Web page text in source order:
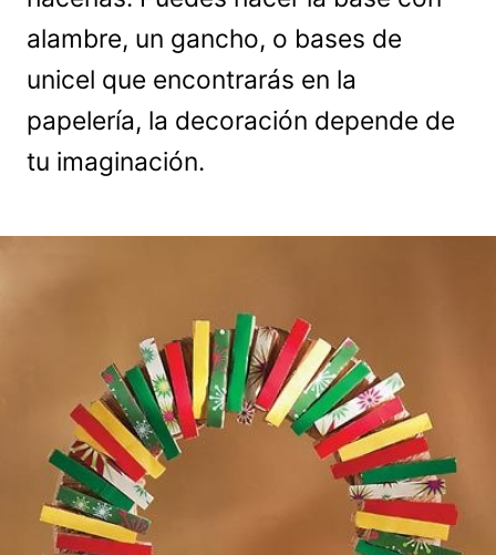
alambre, un gancho, o bases de
unicel que encontrarás en la
papelería, la decoración depende de
tu imaginación.